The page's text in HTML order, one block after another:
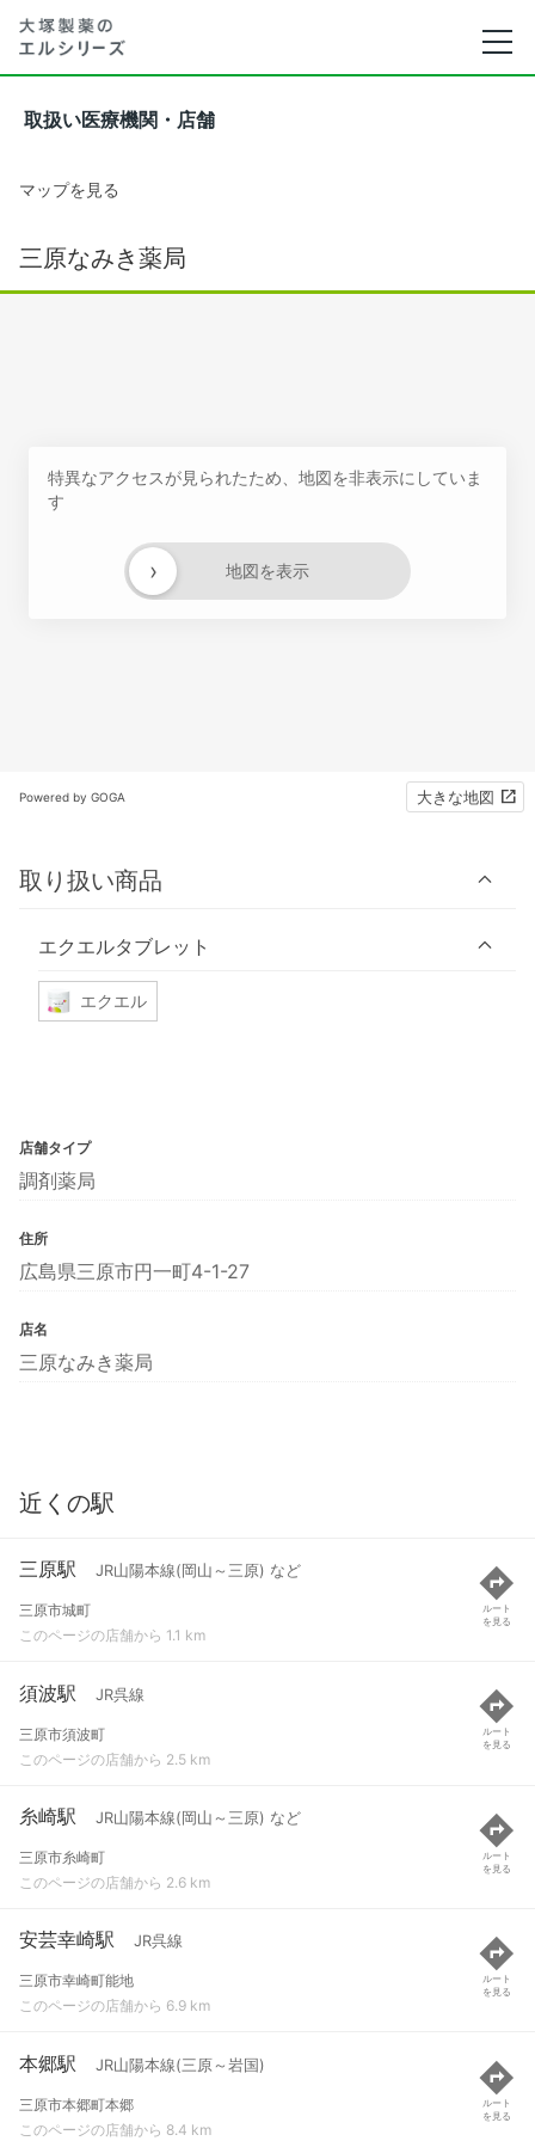
取扱い医療機関・店舗
マップを見る
三原なみき薬局
特異なアクセスが見られたため、地図を非表示にしていま
す
地図を表示
›
Powered by GOGA 大きな地図
取り扱い商品
エクエルタブレット
エクエル
店舗タイプ
調剤薬局
住所
広島県三原市円一町4-1-27
店名
三原なみき薬局
近くの駅
三原駅 JR山陽本線(岡山～三原) など
三原市城町
このページの店舗から 1.1 km
ルート
を見る
須波駅 JR呉線
三原市須波町
このページの店舗から 2.5 km
ルート
を見る
糸崎駅 JR山陽本線(岡山～三原) など
三原市糸崎町
このページの店舗から 2.6 km
ルート
を見る
安芸幸崎駅 JR呉線
三原市幸崎町能地
このページの店舗から 6.9 km
ルート
を見る
本郷駅 JR山陽本線(三原～岩国)
三原市本郷町本郷
このページの店舗から 8.4 km
ルート
を見る